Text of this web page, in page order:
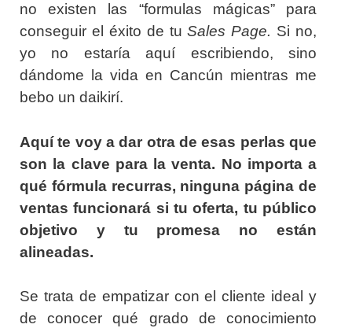
no existen las “formulas mágicas” para
conseguir el éxito de tuSales Page. Si no,
yo no estaría aquí escribiendo, sino
dándome la vida en Cancún mientras me
bebo un daikirí.
Aquí te voy a dar otra de esas perlas que
son la clave para la venta. No importa a
qué fórmula recurras, ninguna página de
ventas funcionará si tu oferta, tu público
objetivo y tu promesa no están
alineadas.
Se trata de empatizar con el cliente ideal y
de conocer qué grado de conocimiento